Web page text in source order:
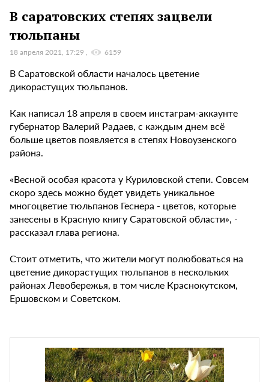
В саратовских степях зацвели
тюльпаны
18 апреля 2021, 17:29 6159
В Саратовской области началось цветение
дикорастущих тюльпанов.
Как написал 18 апреля в своем инстаграм-аккаунте
губернатор Валерий Радаев, с каждым днем всё
больше цветов появляется в степях Новоузенского
района.
«Весной особая красота у Куриловской степи. Совсем
скоро здесь можно будет увидеть уникальное
многоцветие тюльпанов Геснера - цветов, которые
занесены в Красную книгу Саратовской области», -
рассказал глава региона.
Стоит отметить, что жители могут полюбоваться на
цветение дикорастущих тюльпанов в нескольких
районах Левобережья, в том числе Краснокутском,
Ершовском и Советском.